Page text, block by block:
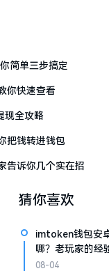
简单三步搞定
你快速查看
现全攻略
把钱转进钱包
告诉你几个实在招
猜你喜欢
imtoken钱包安
哪？老玩家的经
08-04